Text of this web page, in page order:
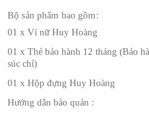
Bộ sản phẩm bao gồm:
01 x Ví nữ Huy Hoàng
01 x Thẻ bảo hành 12 tháng (Bảo
súc chỉ)
01 x Hộp đựng Huy Hoàng
Hướng dẫn bảo quản :